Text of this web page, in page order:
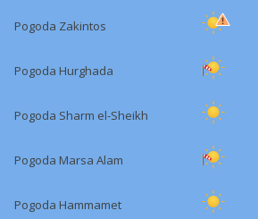
Pogoda Zakintos
Pogoda Hurghada
Pogoda Sharm el-Sheikh
Pogoda Marsa Alam
Pogoda Hammamet